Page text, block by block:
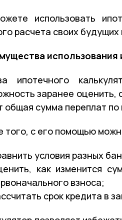
использовать
расчета своих будущих
использования
ипотечного
заранее оценить,
общая сумма переплат по
того, с его помощью
условия разных
как изменится
взноса;
срок кредита в